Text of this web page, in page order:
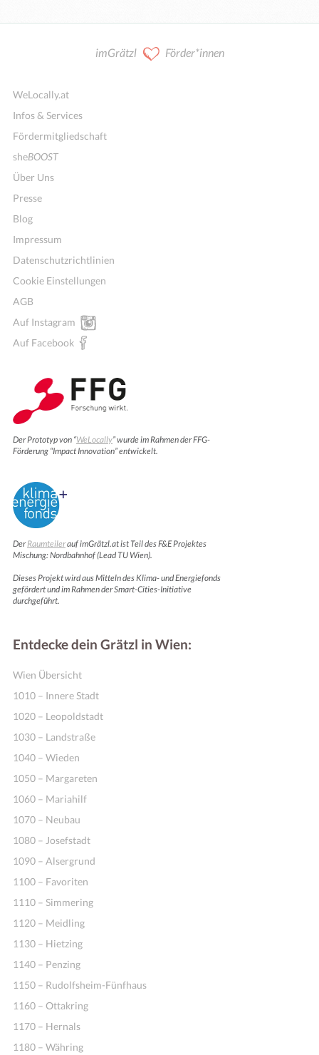
Mitglieder für Vereine, Initiativen
imGrätzl Förder*innen
WeLocally.at
Infos & Services
Fördermitgliedschaft
sheBOOST
Über Uns
Presse
Blog
Impressum
Datenschutzrichtlinien
Cookie Einstellungen
AGB
Auf Instagram
Auf Facebook
Der Prototyp von “WeLocally” wurde im Rahmen der FFG-
Förderung “Impact Innovation” entwickelt.
DerRaumteilerauf imGrätzl.at ist Teil des F&E Projektes
Mischung: Nordbahnhof (Lead TU Wien).
Dieses Projekt wird aus Mitteln des Klima- und Energiefonds
gefördert und im Rahmen der Smart-Cities-Initiative
durchgeführt.
Entdecke dein Grätzl in Wien:
Wien Übersicht
1010 – Innere Stadt
1020 – Leopoldstadt
1030 – Landstraße
1040 – Wieden
1050 – Margareten
1060 – Mariahilf
1070 – Neubau
1080 – Josefstadt
1090 – Alsergrund
1100 – Favoriten
1110 – Simmering
1120 – Meidling
1130 – Hietzing
1140 – Penzing
1150 – Rudolfsheim-Fünfhaus
1160 – Ottakring
1170 – Hernals
1180 – Währing